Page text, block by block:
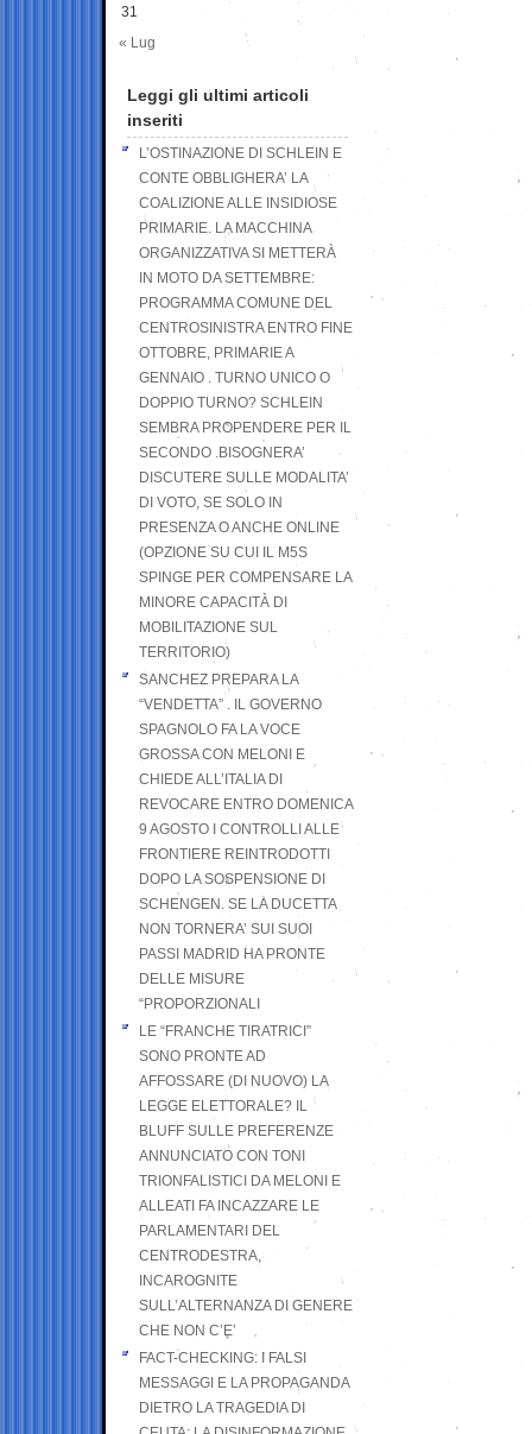
31
« Lug
Leggi gli ultimi articoli
inseriti
L’OSTINAZIONE DI SCHLEIN E
CONTE OBBLIGHERA’ LA
COALIZIONE ALLE INSIDIOSE
PRIMARIE. LA MACCHINA
ORGANIZZATIVA SI METTERÀ
IN MOTO DA SETTEMBRE:
PROGRAMMA COMUNE DEL
CENTROSINISTRA ENTRO FINE
OTTOBRE, PRIMARIE A
GENNAIO . TURNO UNICO O
DOPPIO TURNO? SCHLEIN
SEMBRA PROPENDERE PER IL
SECONDO .BISOGNERA’
DISCUTERE SULLE MODALITA’
DI VOTO, SE SOLO IN
PRESENZA O ANCHE ONLINE
(OPZIONE SU CUI IL M5S
SPINGE PER COMPENSARE LA
MINORE CAPACITÀ DI
MOBILITAZIONE SUL
TERRITORIO)
SANCHEZ PREPARA LA
“VENDETTA” . IL GOVERNO
SPAGNOLO FA LA VOCE
GROSSA CON MELONI E
CHIEDE ALL’ITALIA DI
REVOCARE ENTRO DOMENICA
9 AGOSTO I CONTROLLI ALLE
FRONTIERE REINTRODOTTI
DOPO LA SOSPENSIONE DI
SCHENGEN. SE LA DUCETTA
NON TORNERA’ SUI SUOI
PASSI MADRID HA PRONTE
DELLE MISURE
“PROPORZIONALI
LE “FRANCHE TIRATRICI”
SONO PRONTE AD
AFFOSSARE (DI NUOVO) LA
LEGGE ELETTORALE? IL
BLUFF SULLE PREFERENZE
ANNUNCIATO CON TONI
TRIONFALISTICI DA MELONI E
ALLEATI FA INCAZZARE LE
PARLAMENTARI DEL
CENTRODESTRA,
INCAROGNITE
SULL’ALTERNANZA DI GENERE
CHE NON C’E’
FACT-CHECKING: I FALSI
MESSAGGI E LA PROPAGANDA
DIETRO LA TRAGEDIA DI